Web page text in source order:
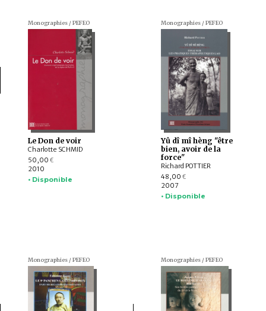
Monographies / PEFEO
Le Don de voir
Charlotte SCHMID
50,00 €
2010
• Disponible
Monographies / PEFEO
Yû dî mî hèng "être
bien, avoir de la
force"
Richard POTTIER
48,00 €
2007
• Disponible
Monographies / PEFEO Monographies / PEFEO